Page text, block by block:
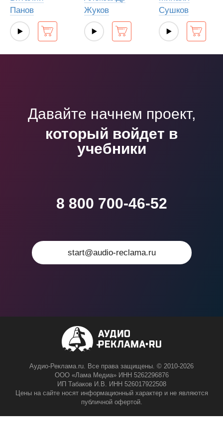
Панов
Жуков
Сушков
Давайте начнем проект,
который войдет в
учебники
8 800 700-46-52
start@audio-reclama.ru
Аудио-Реклама.ru. Все права защищены. © 2010-2026
ООО «Лама Медиа» ИНН 5262296876
ИП Табаков И.В. ИНН 526017922508
Цены на сайте носят информационный характер и не являются
публичной офертой.